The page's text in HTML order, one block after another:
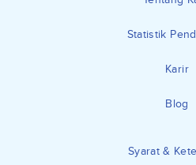
Statistik
Karir
Blog
Syarat &